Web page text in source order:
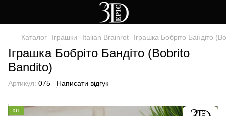
Каталог Іграшки Italian Brainrot Іграшка Бобріто Бандіто
Іграшка Бобріто Бандіто (Bobrito
Bandito)
Артикул: 075 Написати відгук
ХІТ